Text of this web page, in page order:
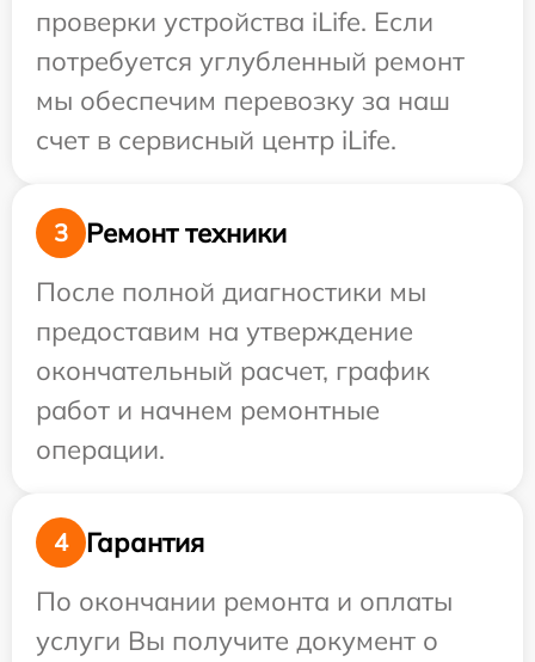
проверки устройства iLife. Если
потребуется углубленный ремонт
мы обеспечим перевозку за наш
счет в сервисный центр iLife.
3
Ремонт техники
После полной диагностики мы
предоставим на утверждение
окончательный расчет, график
работ и начнем ремонтные
операции.
4
Гарантия
По окончании ремонта и оплаты
услуги Вы получите документ о